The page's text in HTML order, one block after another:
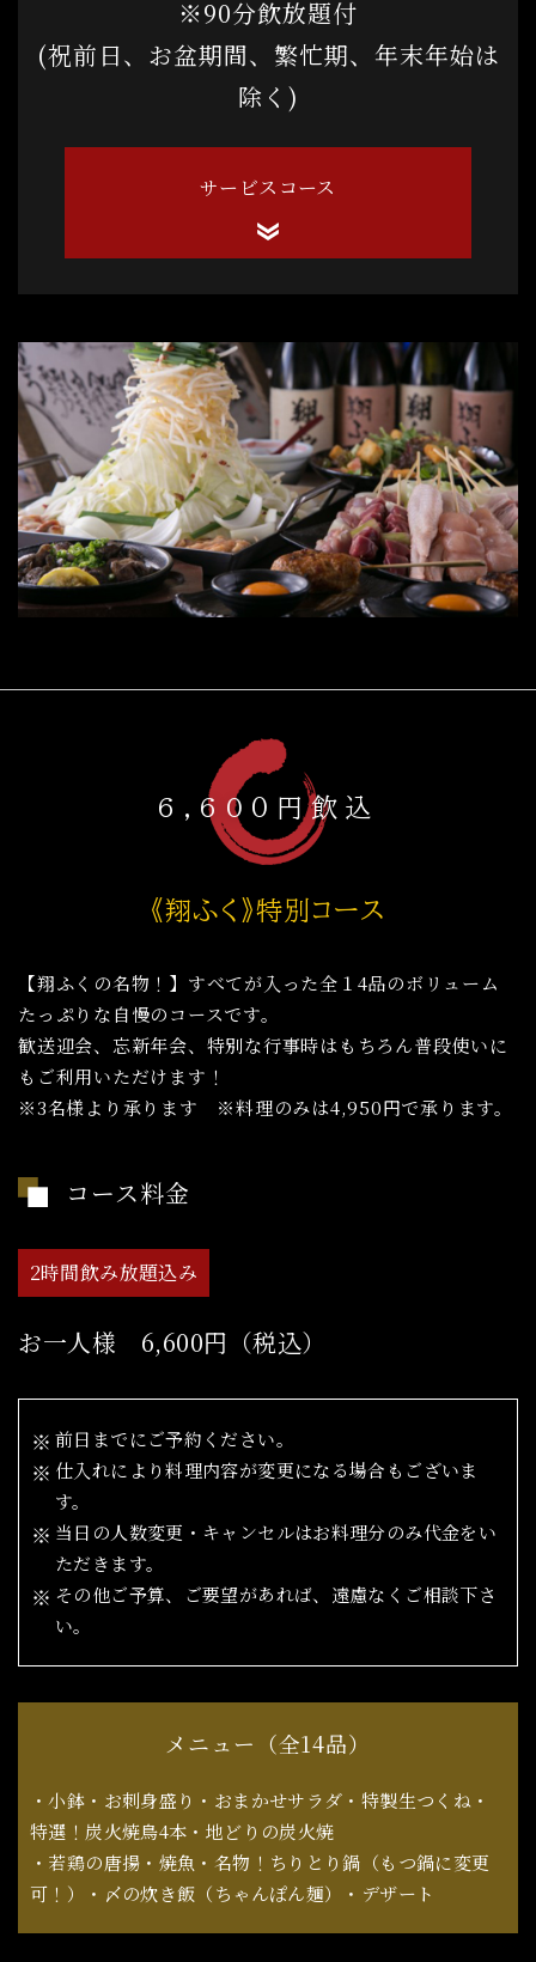
※90分飲放題付
(祝前日、お盆期間、繁忙期、年末年始は
除く)
サービスコース
6,60０円飲込
《翔ふく》特別コース
【翔ふくの名物！】すべてが入った全１4品のボリューム
たっぷりな自慢のコースです。
歓送迎会、忘新年会、特別な行事時はもちろん普段使いに
もご利用いただけます！
※3名様より承ります ※料理のみは4,950円で承ります。
コース料金
2時間飲み放題込み
お一人様 6,600円（税込）
前日までにご予約ください。
仕入れにより料理内容が変更になる場合もございま
す。
当日の人数変更・キャンセルはお料理分のみ代金をい
ただきます。
その他ご予算、ご要望があれば、遠慮なくご相談下さ
い。
メニュー（全14品）
・小鉢・お刺身盛り・おまかせサラダ・特製生つくね・
特選！炭火焼鳥4本・地どりの炭火焼
・若鶏の唐揚・焼魚・名物！ちりとり鍋（もつ鍋に変更
可！）・〆の炊き飯（ちゃんぽん麺）・デザート